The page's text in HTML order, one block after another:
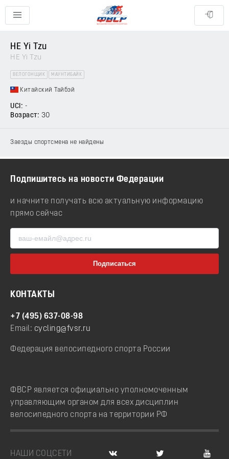
HE Yi Tzu
HE Yi Tzu
ВЕЛОГОНЩИК МАУНТИБАЙК
Китайский Тайбэй
UCI: -
Возраст: 30
Заезды спортсмена не найдены
Подпишитесь на новости Федерации
и начните получать всю актуальную информацию
прямо сейчас
КОНТАКТЫ
+7 (495) 637-08-98
Email: cycling@fvsr.ru
Федерация велосипедного спорта России
ФВСР является официально уполномоченным
управляющим органом для всех дисциплин
велосипедного спорта на территории РФ
НАШИ СОЦСЕТИ